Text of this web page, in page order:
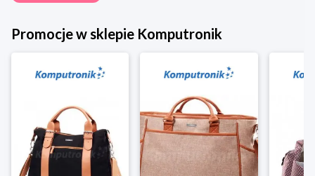
Promocje w sklepie Komputronik